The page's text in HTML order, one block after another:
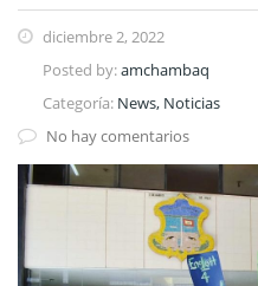
diciembre 2, 2022
Posted by:amchambaq
Categoría: News, Noticias
No hay comentarios